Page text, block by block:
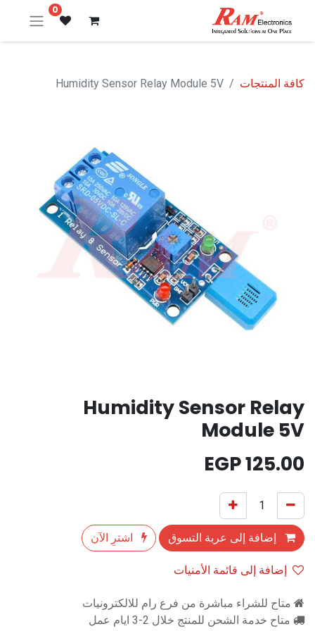
0
كافة المنتجات Humidity Sensor Relay Module 5V
Humidity Sensor Relay
Module 5V
125.00
إضافة إلى عربة التسوق
اشترِ الآن
إضافة إلى قائمة الأمنيات
متاح للشراء مباشرة من فرع رام للالكترونيات
متاح خدمة الشحن للمنتج خلال 2-3 ايام عمل